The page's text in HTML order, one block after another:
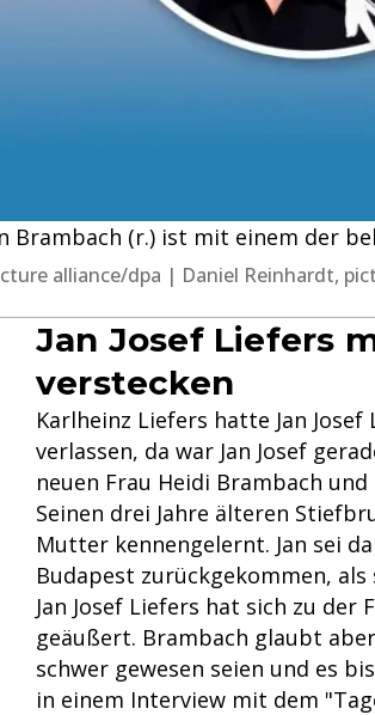
Brambach (r.) ist mit einem der
alliance/dpa | Daniel Reinhardt,
Jan Josef Liefers
verstecken
Karlheinz Liefers hatte Jan
verlassen, da war Jan Josef
neuen Frau Heidi Brambach
Seinen drei Jahre älteren
Mutter kennengelernt. Jan sei
Budapest zurückgekommen,
Jan Josef Liefers hat sich zu
geäußert. Brambach glaubt
schwer gewesen seien und es
in einem Interview mit dem